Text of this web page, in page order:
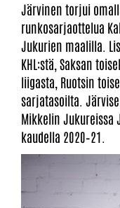
Järvinen torjui
runkosarjaottelua
Jukurien maalilla.
KHL:stä, Saksan
liigasta, Ruotsin
sarjatasoilta.
Mikkelin Jukureissa
kaudella 2020–21.